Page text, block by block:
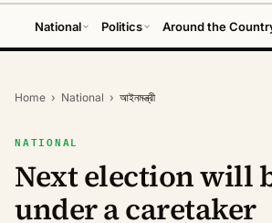
National Politics Around the
Home › National › আইনমন্ত্রী
NATIONAL
Next election will
under a caretaker